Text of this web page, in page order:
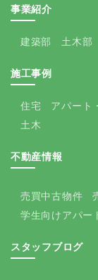
事業紹介
建築部 土木部
施工事例
住宅 アパート
土木
不動産情報
売買中古物件
学生向けアパー
スタッフブログ